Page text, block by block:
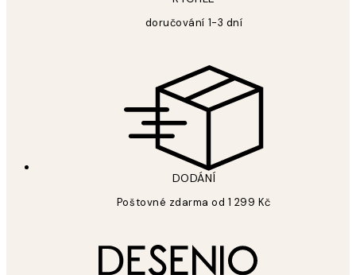
doručování 1-3 dní
DODÁNÍ
Poštovné zdarma od 1 299 Kč